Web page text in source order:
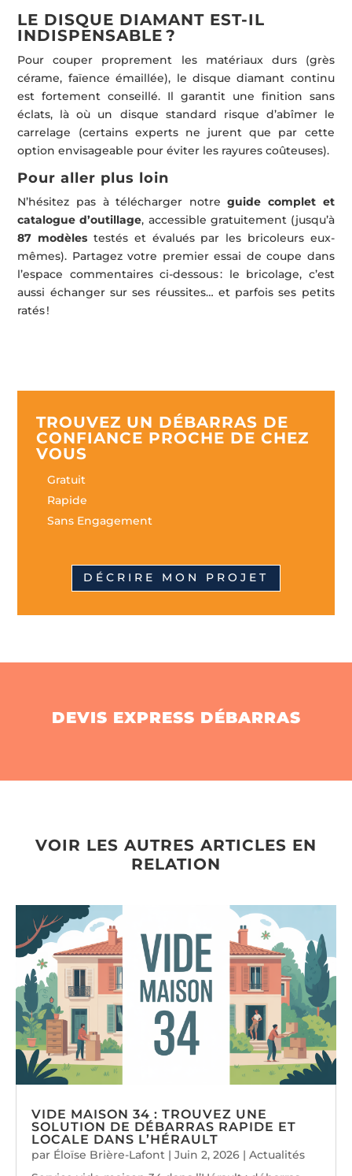
LE DISQUE DIAMANT EST-IL
INDISPENSABLE ?
Pour couper proprement les matériaux durs (grès
cérame, faïence émaillée), le disque diamant continu
est fortement conseillé. Il garantit une finition sans
éclats, là où un disque standard risque d’abîmer le
carrelage (certains experts ne jurent que par cette
option envisageable pour éviter les rayures coûteuses).
Pour aller plus loin
N’hésitez pas à télécharger notreguide complet et
catalogue d’outillage, accessible gratuitement (jusqu’à
87 modèles testés et évalués par les bricoleurs eux-
mêmes). Partagez votre premier essai de coupe dans
l’espace commentaires ci-dessous : le bricolage, c’est
aussi échanger sur ses réussites… et parfois ses petits
ratés !
TROUVEZ UN DÉBARRAS DE
CONFIANCE PROCHE DE CHEZ
VOUS
Gratuit
Rapide
Sans Engagement
DÉCRIRE MON PROJET
DEVIS EXPRESS DÉBARRAS
VOIR LES AUTRES ARTICLES EN
RELATION
VIDE MAISON 34 : TROUVEZ UNE
SOLUTION DE DÉBARRAS RAPIDE ET
LOCALE DANS L’HÉRAULT
par Éloïse Brière-Lafont |Juin 2, 2026 |Actualités